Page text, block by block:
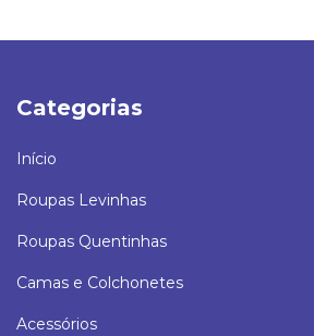
Categorias
Início
Roupas Levinhas
Roupas Quentinhas
Camas e Colchonetes
Acessórios